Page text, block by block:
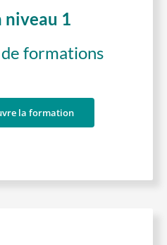
niveau 1
formations
la formation